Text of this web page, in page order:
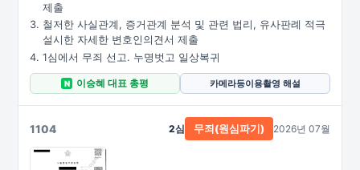
제출
철저한 사실관계, 증거관계 분석 및 관련 법리, 유사판례 적극
설시한 자세한 변호인의견서 제출
1심에서 무죄 선고. 누명벗고 일상복귀
N 이승혜 대표 총평 카메라등이용촬영 해설
1104 2심 무죄(원심파기) 2026년 07월